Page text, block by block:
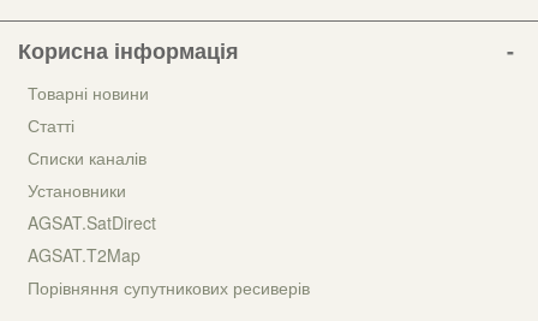
Корисна інформація
Товарні новини
Статті
Списки каналів
Установники
AGSAT.SatDirect
AGSAT.T2Map
Порівняння супутникових ресиверів